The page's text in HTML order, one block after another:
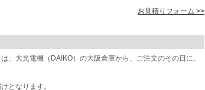
お見積りフォーム >>
大光電機（DAIKO）の大阪倉庫から、ご注文のその日に、
となります。